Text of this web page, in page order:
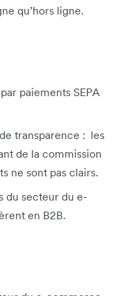
qu’hors ligne.
paiements SEPA
transparence : les
de la commission
ne sont pas clairs.
du secteur du e-
en B2B.